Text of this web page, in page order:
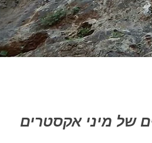
של מיני אקסטרים